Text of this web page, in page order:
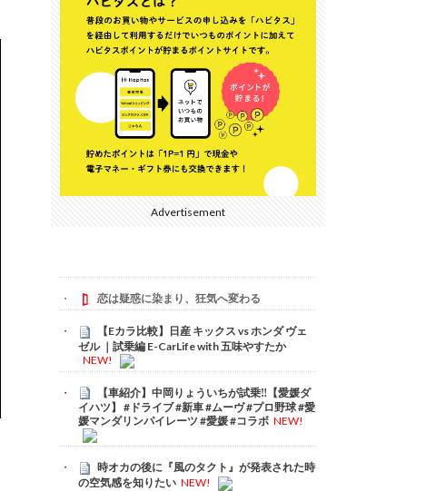
Advertisement
恋は疑惑に染まり、狂気へ変わる
【Eカラ比較】日産 キックス vs ホンダ ヴェ
ゼル ｜試乗編 E-CarLife with 五味やすたか
NEW!
【車紹介】中岡りょういちが試乗‼️【愛媛ダ
イハツ】 #ドライブ #新車 #ムーヴ #プロ野球 #愛
媛マンダリンパイレーツ #愛媛 #コラボ NEW!
時オカの後に『風のタクト』が発表された時
の空気感を知りたい NEW!